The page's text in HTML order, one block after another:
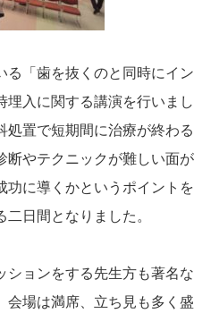
る「歯を抜くのと同時にイン
埋入に関する講演を行いまし
処置で短期間に治療が終わる
断やテクニックが難しい面が
功に導くかというポイントを
日間となりました。
ションをする先生方も著名な
会場は満席、立ち見も多く盛